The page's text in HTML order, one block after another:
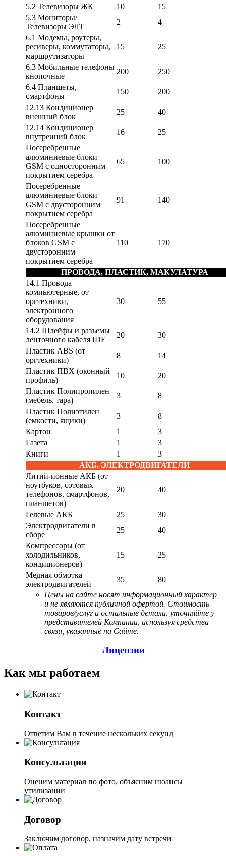
5.2 Телевизоры ЖК 10
15
5.3 Мониторы/
Телевизоры ЭЛТ
2
4
6.1 Модемы, роутеры,
ресиверы, коммутаторы,
маршрутизаторы
15 25
6.3 Мобильные телефоны
кнопочные
200
250
6.4 Планшеты,
смартфоны
150
200
12.13 Кондиционер
внешний блок
25
40
12.14 Кондиционер
внутренний блок
16
25
Посеребренные
алюминиевые блоки
GSM с односторонним
покрытием серебра
65 100
Посеребренные
алюминиевые блоки
GSM с двусторонним
покрытием серебра
91 140
Посеребренные
алюминиевые крышки от
блоков GSM с
двусторонним
покрытием серебра
110 170
ПРОВОДА, ПЛАСТИК, МАКУЛАТУРА
14.1 Провода
компьютерные, от
оргтехники,
электронного
оборудования
30 55
14.2 Шлейфы и разъемы
ленточного кабеля IDE
20
30
Пластик ABS (от
оргтехники)
8
14
Пластик ПВХ (оконный
профиль)
10
20
Пластик Полипропилен
(мебель, тара)
3
8
Пластик Полиэтилен
(емкости, ящики)
3
8
Картон
1
3
Газета
1
3
Книги
1
3
АКБ, ЭЛЕКТРОДВИГАТЕЛИ
Литий-ионные АКБ (от
ноутбуков, сотовых
телефонов, смартфонов,
планшетов)
20 40
Гелевые АКБ 25
30
Электродвигатели в
сборе
25
40
Компрессоры (от
холодильников,
кондиционеров)
15 25
Медная обмотка
электродвигателей
35
80
Цены на сайте носят информационный характер
и не являются публичной офертой. Стоимость
товаров/услуг и остальные детали, уточняйте у
представителей Компании, используя средства
связи, указанные на Сайте.
Лицензии
Как мы работаем
Контакт
Ответим Вам в течение нескольких секунд
Консультация
Оценим материал по фото, объясним нюансы
утилизации
Договор
Заключим договор, назначим дату встречи